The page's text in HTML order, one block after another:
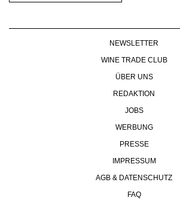
NEWSLETTER
WINE TRADE CLUB
ÜBER UNS
REDAKTION
JOBS
WERBUNG
PRESSE
IMPRESSUM
AGB & DATENSCHUTZ
FAQ